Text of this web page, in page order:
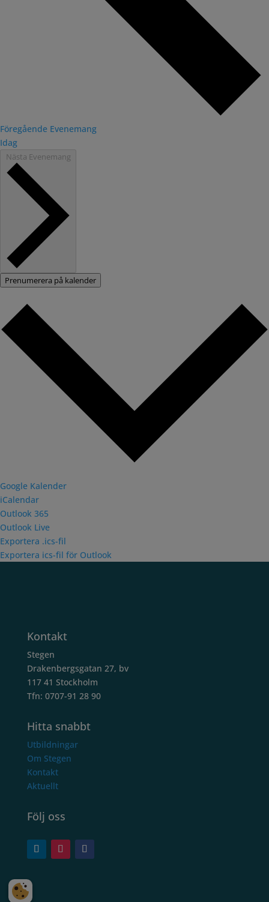
Föregående Evenemang
Idag
Nästa Evenemang
Prenumerera på kalender
Google Kalender
iCalendar
Outlook 365
Outlook Live
Exportera .ics-fil
Exportera ics-fil för Outlook
Kontakt
Stegen
Drakenbergsgatan 27, bv
117 41 Stockholm
Tfn: 0707-91 28 90
Hitta snabbt
Utbildningar
Om Stegen
Kontakt
Aktuellt
Följ oss